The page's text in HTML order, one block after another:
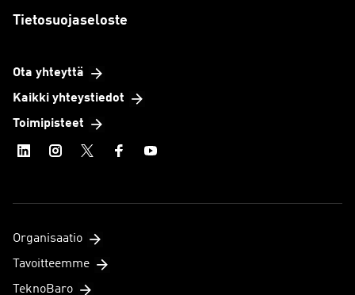
Tietosuojaseloste
Ota yhteyttä
Kaikki yhteystiedot
Toimipisteet
Organisaatio
Tavoitteemme
TeknoBaro